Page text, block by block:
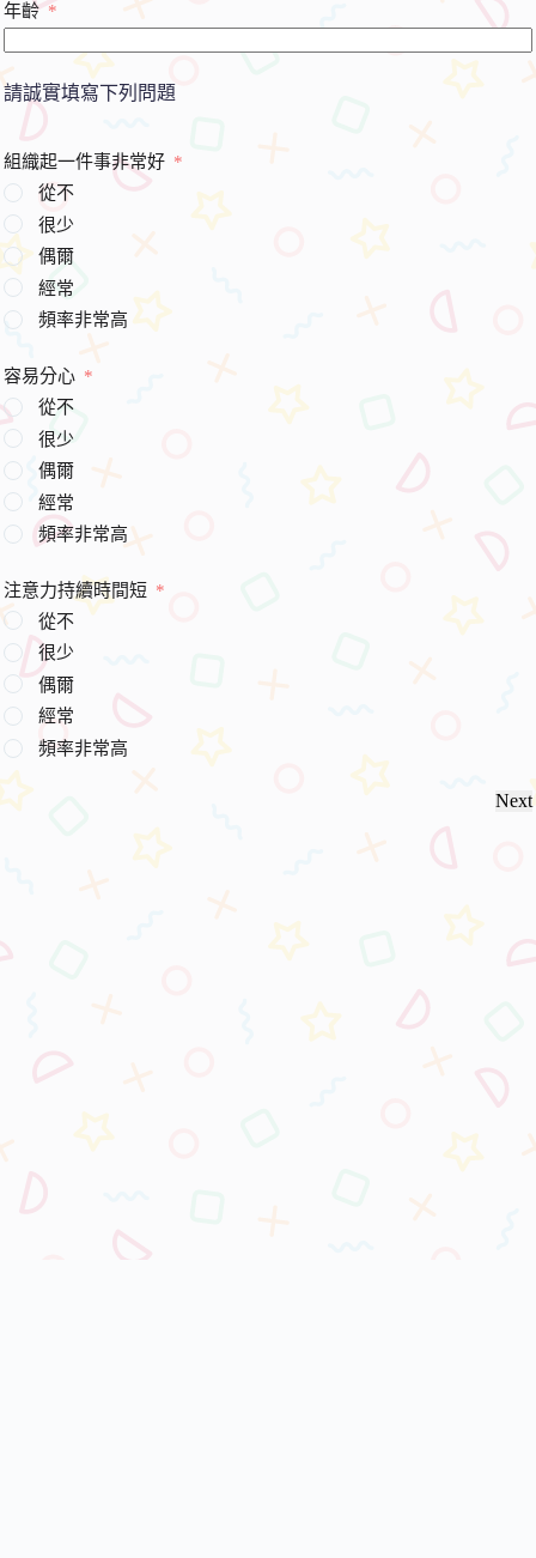
年齡
請誠實填寫下列問題
組織起一件事非常好
從不
很少
偶爾
經常
頻率非常高
容易分心
從不
很少
偶爾
經常
頻率非常高
注意力持續時間短
從不
很少
偶爾
經常
頻率非常高
Next